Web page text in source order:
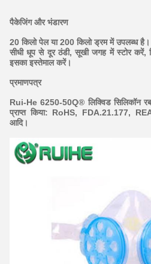
पैकेजिंग और भंडारण
20 किलो पेल या 200 किलो ड्रम में उपलब्ध है।
सीधी धूप से दूर ठंडी, सूखी जगह में स्टोर करें,
इसका इस्तेमाल करें।
प्रमाणपत्र
Rui-He 6250-50Q® लिक्विड सिलिकॉन
प्राप्त किया: RoHS, FDA.21.177,
आदि।